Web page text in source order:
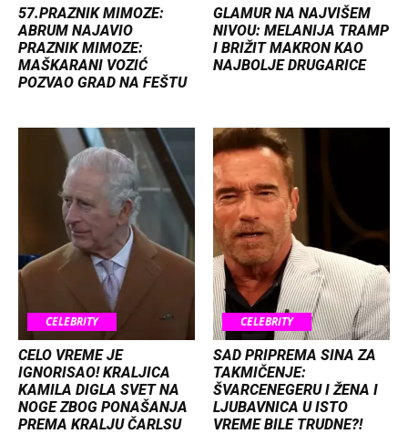
57.PRAZNIK MIMOZE:
ABRUM NAJAVIO
PRAZNIK MIMOZE:
MAŠKARANI VOZIĆ
POZVAO GRAD NA FEŠTU
GLAMUR NA NAJVIŠEM
NIVOU: MELANIJA TRAMP
I BRIŽIT MAKRON KAO
NAJBOLJE DRUGARICE
CELEBRITY
CELO VREME JE
IGNORISAO! KRALJICA
KAMILA DIGLA SVET NA
NOGE ZBOG PONAŠANJA
PREMA KRALJU ČARLSU
CELEBRITY
SAD PRIPREMA SINA ZA
TAKMIČENJE:
ŠVARCENEGERU I ŽENA I
LJUBAVNICA U ISTO
VREME BILE TRUDNE?!